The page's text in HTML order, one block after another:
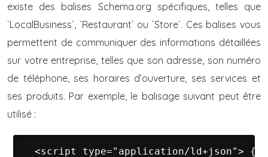
existe des balises Schema.org spécifiques, telles que
`LocalBusiness`, `Restaurant` ou `Store`. Ces balises vous
permettent de communiquer des informations détaillées
sur votre entreprise, telles que son adresse, son numéro
de téléphone, ses horaires d’ouverture, ses services et
ses produits. Par exemple, le balisage suivant peut être
utilisé :
<script type="application/ld+json"> {